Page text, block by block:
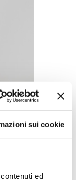
sui cookie
ed